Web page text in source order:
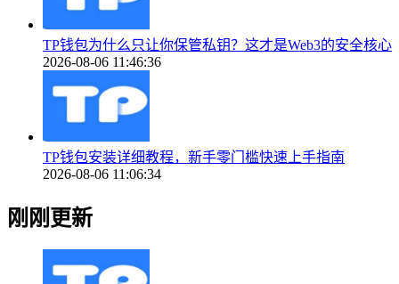
TP钱包为什么只让你保管私钥？这才是Web3的安全核心
2026-08-06 11:46:36
TP钱包安装详细教程，新手零门槛快速上手指南
2026-08-06 11:06:34
刚刚更新